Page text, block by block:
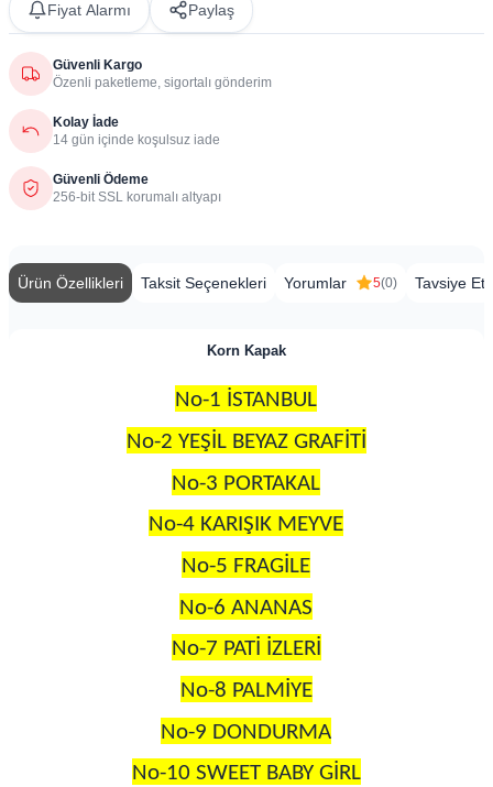
Fiyat Alarmı Paylaş
Güvenli Kargo
Özenli paketleme, sigortalı gönderim
Kolay İade
14 gün içinde koşulsuz iade
Güvenli Ödeme
256-bit SSL korumalı altyapı
Ürün Özellikleri Taksit Seçenekleri Yorumlar 5(0) Tavsiye Et
Korn Kapak
No-1 İSTANBUL
No-2 YEŞİL BEYAZ GRAFİTİ
No-3 PORTAKAL
No-4 KARIŞIK MEYVE
No-5 FRAGİLE
No-6 ANANAS
No-7 PATİ İZLERİ
No-8 PALMİYE
No-9 DONDURMA
No-10 SWEET BABY GİRL